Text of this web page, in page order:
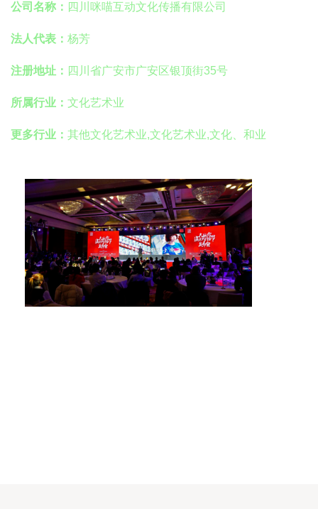
公司名称： 四川咪喵互动文化传播有限公司
法人代表： 杨芳
注册地址： 四川省广安市广安区银顶街35号
所属行业： 文化艺术业
更多行业： 其他文化艺术业,文化艺术业,文化、和业